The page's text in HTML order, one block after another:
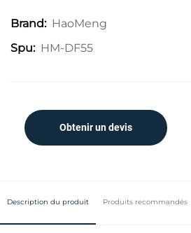
Brand: HaoMeng
Spu: HM-DF55
Obtenir un devis
Description du produit Produits recommandés